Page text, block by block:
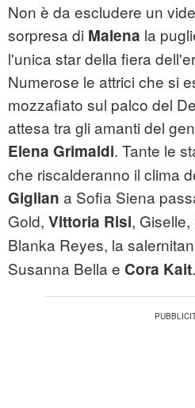
Non è da escludere un
sorpresa di Malena la
l'unica star della fiera
Numerose le attrici che si
mozzafiato sul palco del
attesa tra gli amanti del
Elena Grimaldi. Tante le
che riscalderanno il clima
Giglian a Sofia Siena
Gold, Vittoria Risi, Giselle,
Blanka Reyes, la
Susanna Bella e Cora Kait.